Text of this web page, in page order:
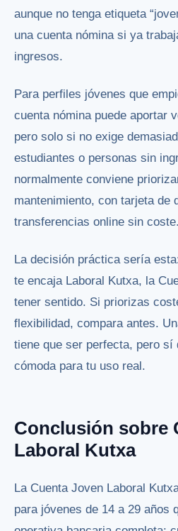
aunque no tenga etiqueta
una cuenta nómina si ya
ingresos.
Para perfiles jóvenes que
cuenta nómina puede aportar
pero solo si no exige
estudiantes o personas sin
normalmente conviene
mantenimiento, con tarjeta de
transferencias online sin coste.
La decisión práctica sería
te encaja Laboral Kutxa, la
tener sentido. Si priorizas
flexibilidad, compara antes.
tiene que ser perfecta, pero
cómoda para tu uso real.
Conclusión sobre
Laboral Kutxa
La Cuenta Joven Laboral
para jóvenes de 14 a 29 años